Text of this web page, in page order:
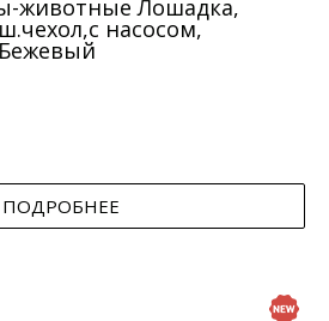
животные Лошадка,
насосом,
ПОДРОБНЕЕ